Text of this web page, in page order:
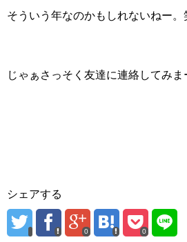
そういう年なのかもしれないねー。
じゃぁさっそく友達に連絡してみま
シェアする
0 0